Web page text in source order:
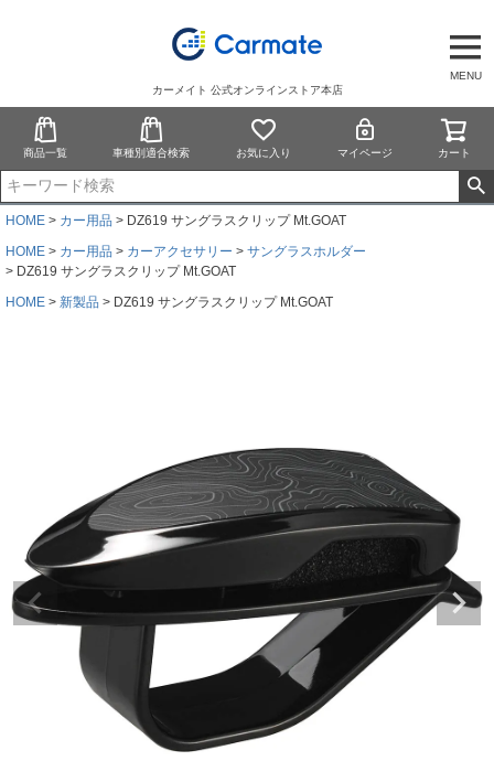
MENU
カーメイト 公式オンラインストア本店
商品一覧 車種別適合検索 お気に入り マイページ カート
HOME カー用品
DZ619 サングラスクリップ Mt.GOAT
HOME
カー用品 カーアクセサリー
サングラスホルダー
DZ619 サングラスクリップ Mt.GOAT
HOME
新製品 DZ619 サングラスクリップ Mt.GOAT